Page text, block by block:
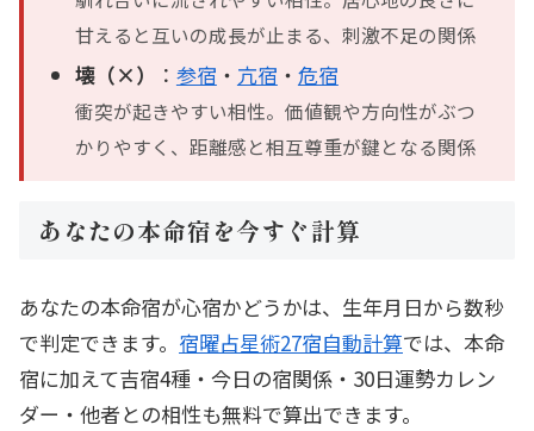
甘えると互いの成長が止まる、刺激不足の関係
壊（×） ： 参宿 ・ 亢宿 ・ 危宿
衝突が起きやすい相性。価値観や方向性がぶつ
かりやすく、距離感と相互尊重が鍵となる関係
あなたの本命宿を今すぐ計算
あなたの本命宿が心宿かどうかは、生年月日から数秒
で判定できます。 宿曜占星術27宿自動計算では、本命
宿に加えて吉宿4種・今日の宿関係・30日運勢カレン
ダー・他者との相性も無料で算出できます。